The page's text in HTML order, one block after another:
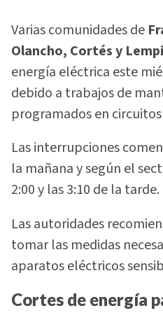
Varias comunidades de
Olancho, Cortés y
energía eléctrica este
debido a trabajos de
programados en
Las interrupciones
la mañana y según el
2:00 y las 3:10 de la tarde.
Las autoridades
tomar las medidas
aparatos eléctricos
Cortes de energía